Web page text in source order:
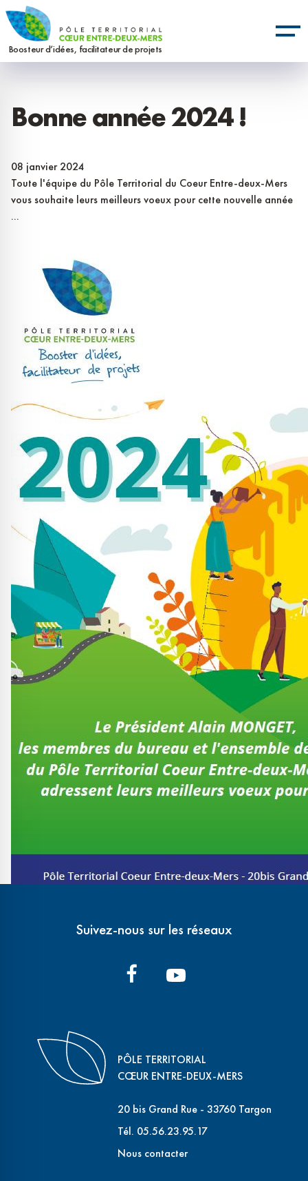
Aller
au
contenu
Boosteur d’idées, facilitateur de projets
Bonne année 2024 !
08 janvier 2024
Toute l'équipe du Pôle Territorial du Coeur Entre-deux-Mers
vous souhaite leurs meilleurs voeux pour cette nouvelle année
...
Suivez-nous sur les réseaux
PÔLE TERRITORIAL
CŒUR ENTRE-DEUX-MERS
20 bis Grand Rue - 33760 Targon
Tél. 05.56.23.95.17
Nous contacter
Panneau de gestion des cookies